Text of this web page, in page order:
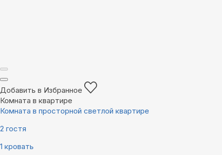
Добавить в Избранное
Комната в квартире
Комната в просторной светлой квартире
2 гостя
1 кровать